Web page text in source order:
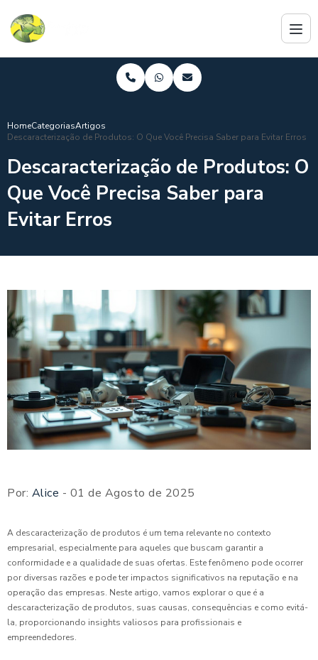
HomeCategoriasArtigos
Descaracterização de Produtos: O Que Você Precisa Saber para Evitar Erros
Descaracterização de Produtos: O
Que Você Precisa Saber para
Evitar Erros
Por: Alice - 01 de Agosto de 2025
A descaracterização de produtos é um tema relevante no contexto
empresarial, especialmente para aqueles que buscam garantir a
conformidade e a qualidade de suas ofertas. Este fenômeno pode ocorrer
por diversas razões e pode ter impactos significativos na reputação e na
operação das empresas. Neste artigo, vamos explorar o que é a
descaracterização de produtos, suas causas, consequências e como evitá-
la, proporcionando insights valiosos para profissionais e
empreendedores.